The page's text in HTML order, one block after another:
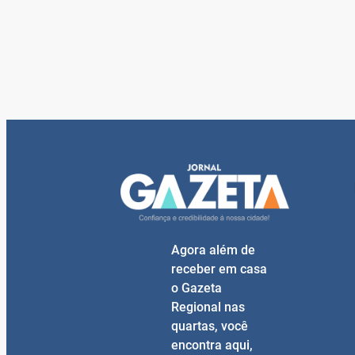
Agora além de
receber em casa
o Gazeta
Regional nas
quartas, você
encontra aqui,